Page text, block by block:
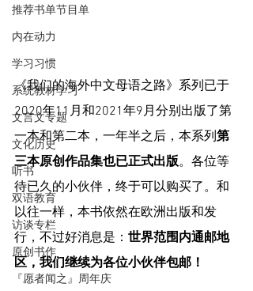
推荐书单节目单
内在动力
学习习惯
系统教材学习
文言文专题
文化历史
听书
双语教育
访谈专栏
原创书作
『愿者闻之』周年庆
《我们的海外中文母语之路》系列已于
2020年11月和2021年9月分别出版了第
一本和第二本，一年半之后，本系列第
三本原创作品集也已正式出版。各位等
待已久的小伙伴，终于可以购买了。和
以往一样，本书依然在欧洲出版和发
行，不过好消息是： 世界范围内通邮地
区，我们继续为各位小伙伴包邮！